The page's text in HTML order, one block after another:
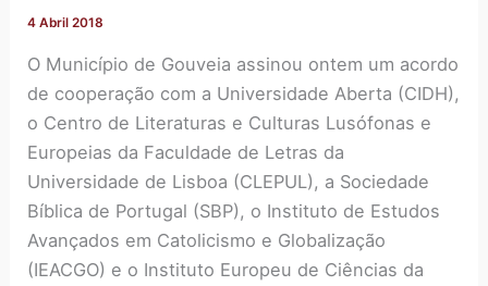
4 Abril 2018
O Município de Gouveia assinou ontem um acordo
de cooperação com a Universidade Aberta (CIDH),
o Centro de Literaturas e Culturas Lusófonas e
Europeias da Faculdade de Letras da
Universidade de Lisboa (CLEPUL), a Sociedade
Bíblica de Portugal (SBP), o Instituto de Estudos
Avançados em Catolicismo e Globalização
(IEACGO) e o Instituto Europeu de Ciências da